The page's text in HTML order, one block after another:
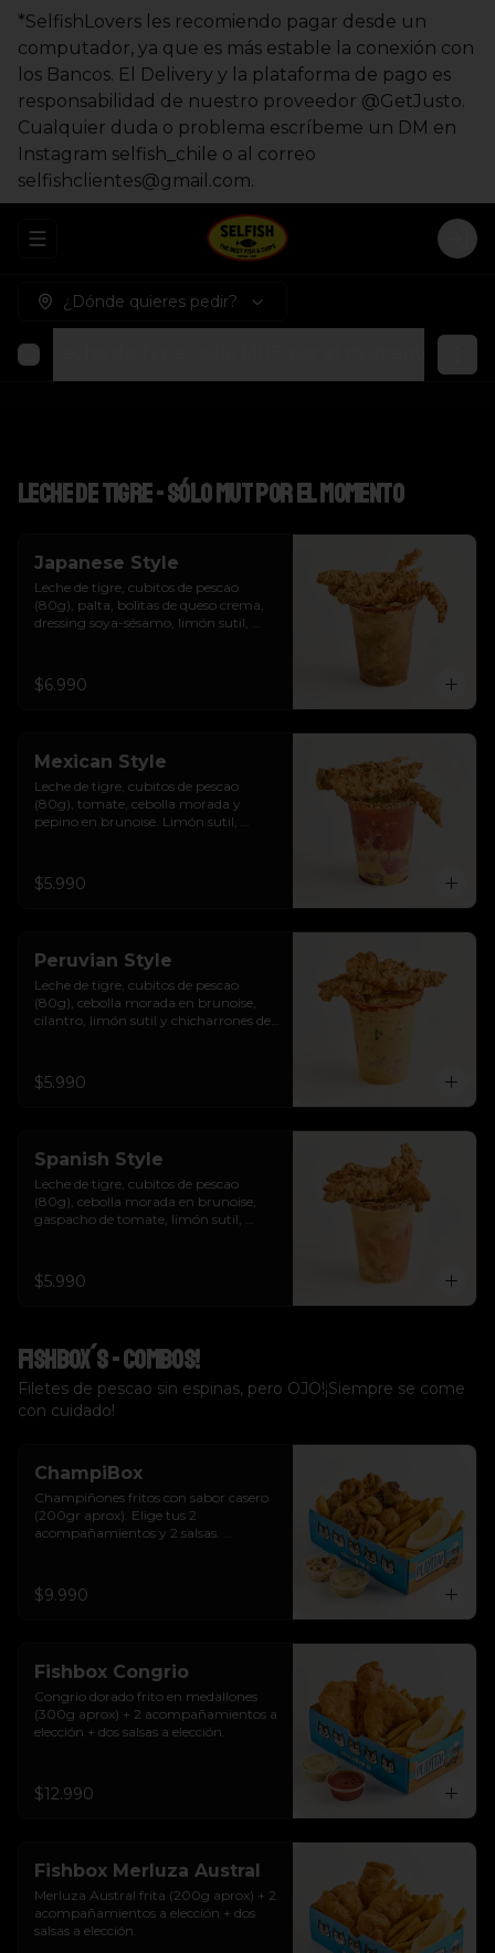
*SelfishLovers les recomiendo pagar desde un
computador, ya que es más estable la conexión con
los Bancos. El Delivery y la plataforma de pago es
responsabilidad de nuestro proveedor @GetJusto.
Cualquier duda o problema escríbeme un DM en
Instagram selfish_chile o al correo
selfishclientes@gmail.com.
Abrir menu de navegación
¿Dónde quieres pedir?
Leche de Tigre - sólo MUT por el momento
Japanese Style
Leche de tigre, cubitos de pescao
(80g), palta, bolitas de queso crema,
dressing soya-sésamo, limón sutil,
$6.990
Mexican Style
Leche de tigre, cubitos de pescao
(80g), tomate, cebolla morada y
pepino en brunoise. Limón sutil,
$5.990
Peruvian Style
Leche de tigre, cubitos de pescao
(80g), cebolla morada en brunoise,
cilantro, limón sutil y chicharrones de
$5.990
Spanish Style
Leche de tigre, cubitos de pescao
(80g), cebolla morada en brunoise,
gaspacho de tomate, limón sutil,
$5.990
Fishbox´s - Combos!
Filetes de pescao sin espinas, pero OJO!¡Siempre se come
con cuidado!
ChampiBox
Champiñones fritos con sabor casero
(200gr aprox). Elige tus 2
acompañamientos y 2 salsas.
$9.990
Fishbox Congrio
Congrio dorado frito en medallones
(300g aprox) + 2 acompañamientos a
elección + dos salsas a elección.
$12.990
Fishbox Merluza Austral
Merluza Austral frita (200g aprox) + 2
acompañamientos a elección + dos
salsas a elección.